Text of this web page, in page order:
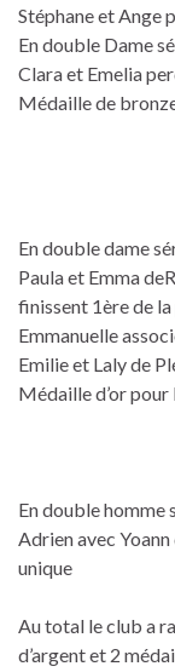
Stéphane et Ange
En double Dame
Clara et Emelia
Médaille de
En double dame
Paula et Emma
finissent 1ère de la
Emmanuelle
Emilie et Laly de
Médaille d’or pour
En double homme
Adrien avec
unique
Au total le club a
d’argent et 2